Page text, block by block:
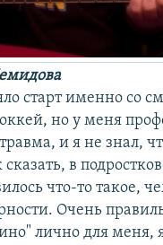
старт именно со
но у меня
и я не знал,
в
что-то такое,
Очень
лично для меня,